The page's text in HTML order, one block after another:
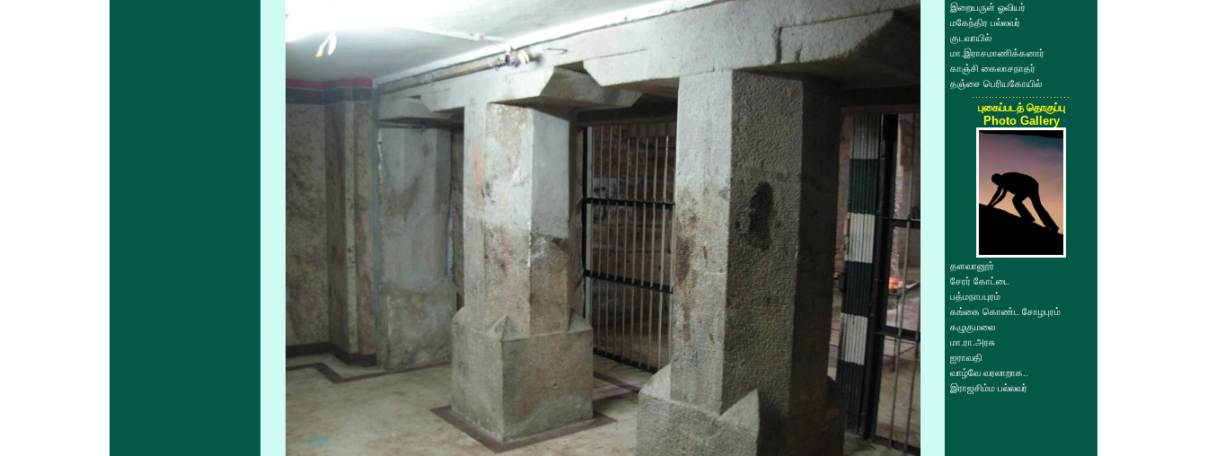
இறையருள் ஓவியர்
மகேந்திர பல்லவர்
குடவாயில்
மா.இராசமாணிக்கனார்
காஞ்சி கைலாசநாதர்
தஞ்சை பெரியகோயில்
புகைப்படத் தொகுப்பு
Photo Gallery
தளவானூர்
சேரர் கோட்டை
பத்மநாபபுரம்
கங்கை கொண்ட சோழபுரம்
கழுகுமலை
மா.ரா.அரசு
ஐராவதி
வாழ்வே வரலாறாக..
இராஜசிம்ம பல்லவர்